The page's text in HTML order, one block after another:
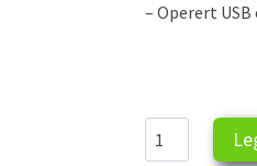
– Operert
God